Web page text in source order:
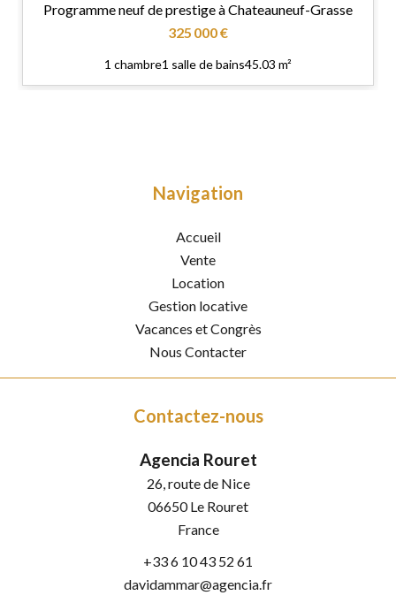
Programme neuf de prestige à Chateauneuf-Grasse
325 000 €
1 chambre1 salle de bains45.03 m²
Navigation
Accueil
Vente
Location
Gestion locative
Vacances et Congrès
Nous Contacter
Contactez-nous
Agencia Rouret
26, route de Nice
06650Le Rouret
France
+33 6 10 43 52 61
davidammar@agencia.fr